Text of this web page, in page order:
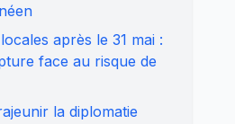
après le 31 mai :
face au risque de
la diplomatie